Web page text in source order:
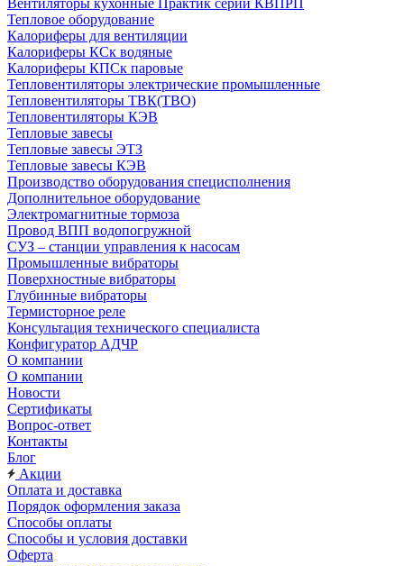
Вентиляторы кухонные Практик серии КВПРП
Тепловое оборудование
Калориферы для вентиляции
Калориферы КСк водяные
Калориферы КПСк паровые
Тепловентиляторы электрические промышленные
Тепловентиляторы ТВК(ТВО)
Тепловентиляторы КЭВ
Тепловые завесы
Тепловые завесы ЭТЗ
Тепловые завесы КЭВ
Производство оборудования специсполнения
Дополнительное оборудование
Электромагнитные тормоза
Провод ВПП водопогружной
СУЗ – станции управления к насосам
Промышленные вибраторы
Поверхностные вибраторы
Глубинные вибраторы
Термисторное реле
Консультация технического специалиста
Конфигуратор АДЧР
О компании
О компании
Новости
Сертификаты
Вопрос-ответ
Контакты
Блог
Акции
Оплата и доставка
Порядок оформления заказа
Способы оплаты
Способы и условия доставки
Оферта